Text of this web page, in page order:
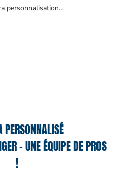
personnalisation…
PERSONNALISÉ
– UNE ÉQUIPE DE PROS
!